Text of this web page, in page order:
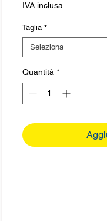
IVA inclusa
Taglia *
Seleziona
Quantità *